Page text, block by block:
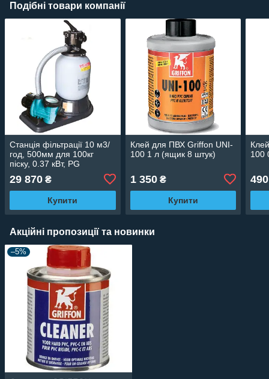
Подібні товари компанії
Станція фільтрації 10 м3/
год, 500мм для 100кг
піску, 0.37 кВт, PG
29 870 ₴
Купити
Клей для ПВХ Griffon UNI-
100 1 л (ящик 8 штук)
1 350₴
Купити
100
490
Акційні пропозиції та новинки
–5%